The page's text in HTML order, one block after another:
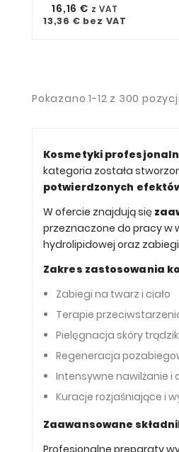
16,16 € z VAT
13,36 € bez VAT
Pokazano 1-12 z 300 pozycji
Kosmetyki
kategoria została
potwierdzonych
W ofercie znajdują się
przeznaczone do pracy w
hydrolipidowej oraz
Zakres zastosowania
Zabiegi na twarz i ciało
Terapie
Pielęgnacja skóry
Regeneracja
Intensywne nawilżanie i
Kuracje rozjaśniające i
Zaawansowane